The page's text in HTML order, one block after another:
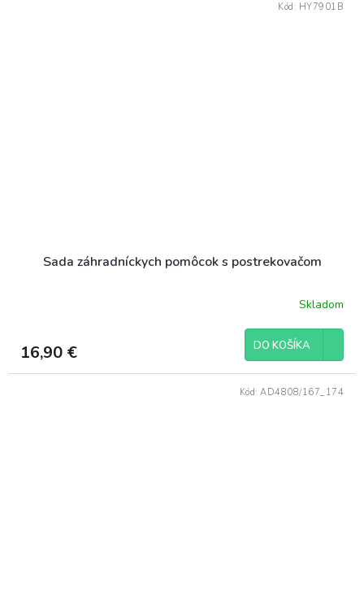
Sada záhradníckych pomôcok s postrekovačom
Skladom
16,90 € DO KOŠÍKA
Kód: HY7901B
Kód: AD4808/167_174